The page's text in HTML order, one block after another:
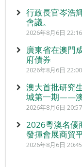
行政長官岑浩
會議。
2026年8月6日 22:16
廣東省在澳門
府債券
2026年8月6日 22:00
澳大首批研究
城第一期——澳
2026年8月6日 20:57
2026粵澳名優
發揮會展商貿
2026年8月6日 20:45